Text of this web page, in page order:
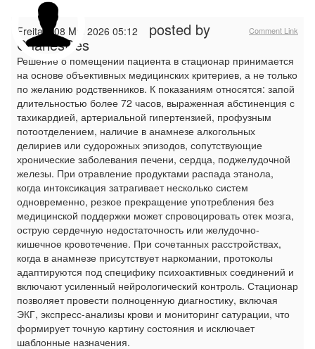
Comment Link
Freitag, 08 Mai 2026 05:12 posted by
CharlesDes
Решение о помещении пациента в стационар принимается
на основе объективных медицинских критериев, а не только
по желанию родственников. К показаниям относятся: запой
длительностью более 72 часов, выраженная абстиненция с
тахикардией, артериальной гипертензией, профузным
потоотделением, наличие в анамнезе алкогольных
делириев или судорожных эпизодов, сопутствующие
хронические заболевания печени, сердца, поджелудочной
железы. При отравление продуктами распада этанола,
когда интоксикация затрагивает несколько систем
одновременно, резкое прекращение употребления без
медицинской поддержки может спровоцировать отек мозга,
острую сердечную недостаточность или желудочно-
кишечное кровотечение. При сочетанных расстройствах,
когда в анамнезе присутствует наркомании, протоколы
адаптируются под специфику психоактивных соединений и
включают усиленный нейрологический контроль. Стационар
позволяет провести полноценную диагностику, включая
ЭКГ, экспресс-анализы крови и мониторинг сатурации, что
формирует точную картину состояния и исключает
шаблонные назначения.